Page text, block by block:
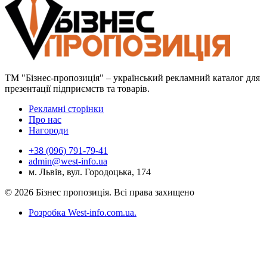
ТМ "Бізнес-пропозиція" – український рекламний каталог для
презентації підприємств та товарів.
Рекламні сторінки
Про нас
Нагороди
+38 (096) 791-79-41
admin@west-info.ua
м. Львів, вул. Городоцька, 174
© 2026 Бізнес пропозиція. Всі права захищено
Розробка West-info.com.ua.